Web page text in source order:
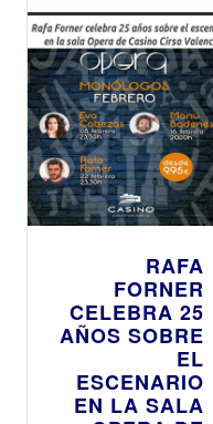
RAFA
FORNER
CELEBRA 25
AÑOS SOBRE
EL
ESCENARIO
EN LA SALA